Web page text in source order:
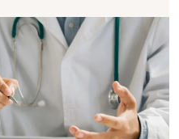
bien,
: prévention
et tu te